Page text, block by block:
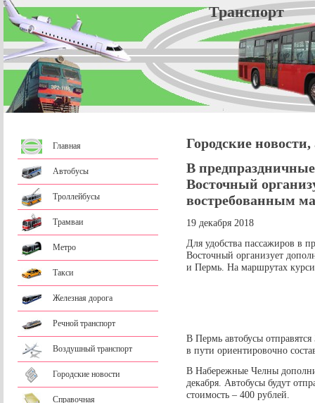
Главная
Автобусы
Троллейбусы
Трамваи
Метро
Такси
Железная дорога
Речной транспорт
Воздушный транспорт
Городские новости
Справочная
Городские
В
Восточный
востребованным
19 декабря 2018
Для удобства пассажиров в
Восточный организует
и Пермь. На маршрутах
В Пермь автобусы
в пути ориентировочно
В Набережные Челны
декабря. Автобусы будут
стоимость – 400 рублей.